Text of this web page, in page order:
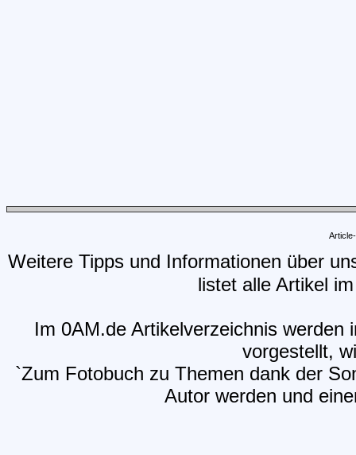
Weitere Tipps und Informationen über
listet alle Artikel
Im 0AM.de Artikelverzeichnis
vorgestellt,
`Zum Fotobuch zu Themen dank der
Autor werden und